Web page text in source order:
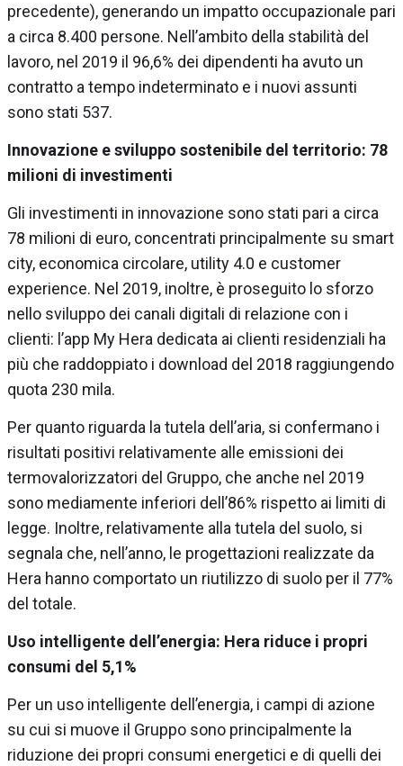
precedente), generando un impatto occupazionale pari
a circa 8.400 persone. Nell’ambito della stabilità del
lavoro, nel 2019 il 96,6% dei dipendenti ha avuto un
contratto a tempo indeterminato e i nuovi assunti
sono stati 537.
Innovazione e sviluppo sostenibile del territorio: 78
milioni di investimenti
Gli investimenti in innovazione sono stati pari a circa
78 milioni di euro, concentrati principalmente su smart
city, economica circolare, utility 4.0 e customer
experience. Nel 2019, inoltre, è proseguito lo sforzo
nello sviluppo dei canali digitali di relazione con i
clienti: l’app My Hera dedicata ai clienti residenziali ha
più che raddoppiato i download del 2018 raggiungendo
quota 230 mila.
Per quanto riguarda la tutela dell’aria, si confermano i
risultati positivi relativamente alle emissioni dei
termovalorizzatori del Gruppo, che anche nel 2019
sono mediamente inferiori dell’86% rispetto ai limiti di
legge. Inoltre, relativamente alla tutela del suolo, si
segnala che, nell’anno, le progettazioni realizzate da
Hera hanno comportato un riutilizzo di suolo per il 77%
del totale.
Uso intelligente dell’energia: Hera riduce i propri
consumi del 5,1%
Per un uso intelligente dell’energia, i campi di azione
su cui si muove il Gruppo sono principalmente la
riduzione dei propri consumi energetici e di quelli dei